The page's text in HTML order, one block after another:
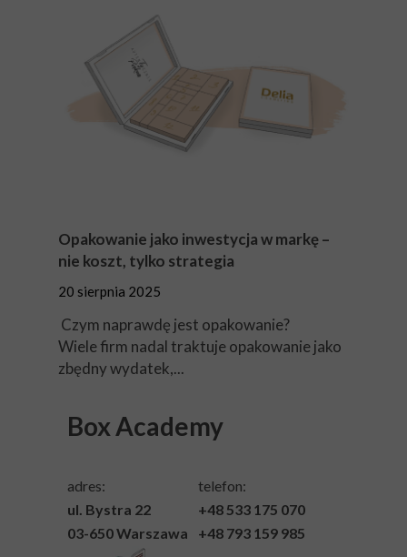
telefon:
+48 533 175 070
+48 793 159 985
adres:
ul. Bystra 22
03-650 Warszawa
Box Academy
Opakowanie jako inwestycja w markę –
nie koszt, tylko strategia
20 sierpnia 2025
Czym naprawdę jest opakowanie?
Wiele firm nadal traktuje opakowanie jako
zbędny wydatek,...